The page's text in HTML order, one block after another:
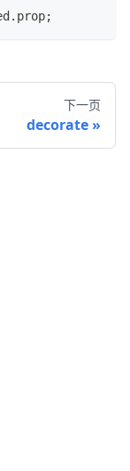
. prop;
下一页
decorate